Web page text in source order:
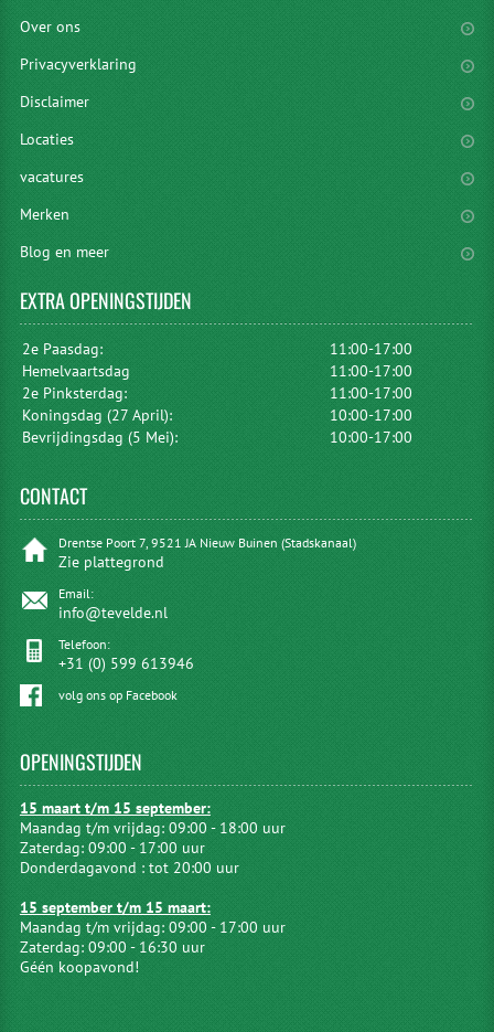
Over ons
Privacyverklaring
Disclaimer
Locaties
vacatures
Merken
Blog en meer
EXTRAOPENINGSTIJDEN
2e Paasdag:
11:00-17:00
Hemelvaartsdag
11:00-17:00
2e Pinksterdag:
11:00-17:00
Koningsdag (27 April):
10:00-17:00
Bevrijdingsdag (5 Mei):
10:00-17:00
CONTACT
Drentse Poort 7, 9521 JA Nieuw Buinen (Stadskanaal)
Zie plattegrond
Email:
info@tevelde.nl
Telefoon:
+31 (0) 599 613946
volg ons op Facebook
OPENINGSTIJDEN
15 maart t/m 15 september:
Maandag t/m vrijdag: 09:00 - 18:00 uur
Zaterdag: 09:00 - 17:00 uur
Donderdagavond : tot 20:00 uur
15 september t/m 15 maart:
Maandag t/m vrijdag: 09:00 - 17:00 uur
Zaterdag: 09:00 - 16:30 uur
Géén koopavond!